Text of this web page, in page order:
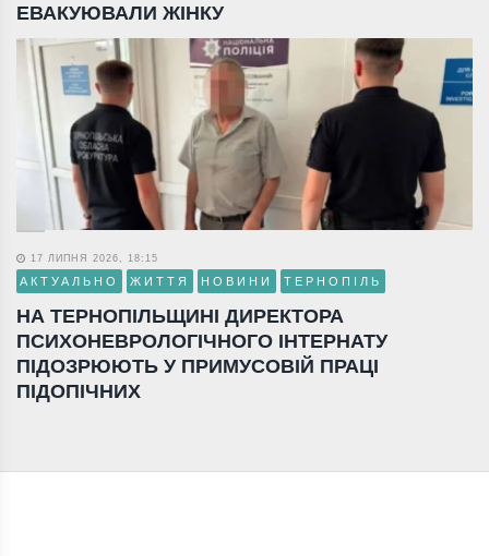
ЕВАКУЮВАЛИ ЖІНКУ
17 ЛИПНЯ 2026, 18:15
АКТУАЛЬНО ЖИТТЯ НОВИНИ ТЕРНОПІЛЬ
НА ТЕРНОПІЛЬЩИНІ ДИРЕКТОРА
ПСИХОНЕВРОЛОГІЧНОГО ІНТЕРНАТУ
ПІДОЗРЮЮТЬ У ПРИМУСОВІЙ ПРАЦІ
ПІДОПІЧНИХ